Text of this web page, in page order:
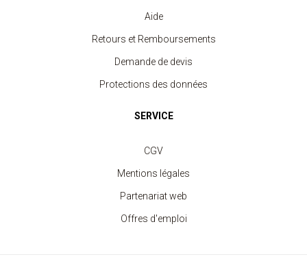
Aide
Retours et Remboursements
Demande de devis
Protections des données
SERVICE
CGV
Mentions légales
Partenariat web
Offres d'emploi